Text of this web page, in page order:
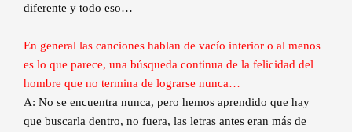
diferente y todo eso…
En general las canciones hablan de vacío interior o al menos
es lo que parece, una búsqueda continua de la felicidad del
hombre que no termina de lograrse nunca…
A: No se encuentra nunca, pero hemos aprendido que hay
que buscarla dentro, no fuera, las letras antes eran más de